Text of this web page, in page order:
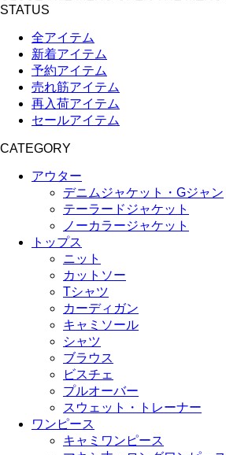
STATUS
全アイテム
新着アイテム
予約アイテム
売れ筋アイテム
再入荷アイテム
セールアイテム
CATEGORY
アウター
デニムジャケット・Gジャン
テーラードジャケット
ノーカラージャケット
トップス
ニット
カットソー
Tシャツ
カーディガン
キャミソール
シャツ
ブラウス
ビスチェ
プルオーバー
スウェット・トレーナー
ワンピース
キャミワンピース